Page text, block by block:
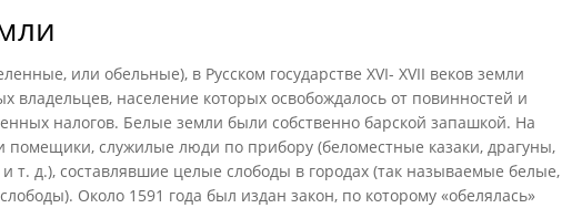
или обельные), в Русском государстве XVI- XVII веков земли
владельцев, население которых освобождалось от повинностей и
налогов. Белые земли были собственно барской запашкой. На
помещики, служилые люди по прибору (беломестные казаки, драгуны,
т. д.), составлявшие целые слободы в городах (так называемые белые,
Около 1591 года был издан закон, по которому «обелялась»